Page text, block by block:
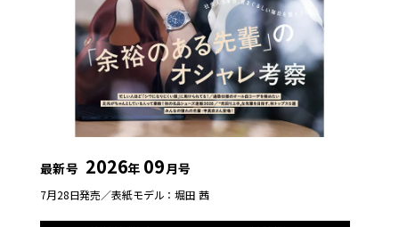
最新号 2026年 09月号
7月28日発売／表紙モデル：堀田 茜